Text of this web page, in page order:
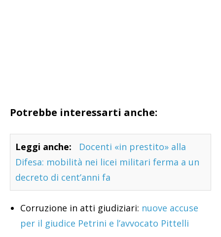
Potrebbe interessarti anche:
Leggi anche:
Docenti «in prestito» alla
Difesa: mobilità nei licei militari ferma a un
decreto di cent’anni fa
Corruzione in atti giudiziari: nuove accuse
per il giudice Petrini e l’avvocato Pittelli